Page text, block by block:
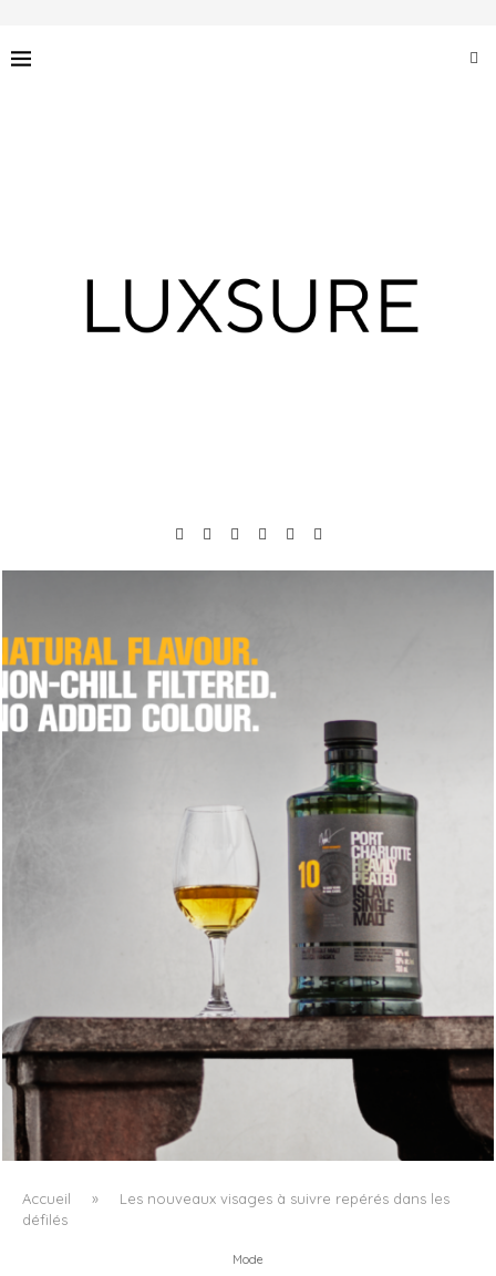
PORT CHARLOTTE 10 : CE QUE 40 PPM DIT D’UNE
RÉCOMPENSE SANS...
Accueil »
Les nouveaux visages à suivre repérés dans les
défilés
Mode